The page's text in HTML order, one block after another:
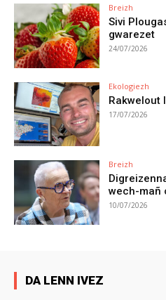
Breizh
Sivi
gwarezet
24/07/2026
Ekologiezh
Rakwelout
17/07/2026
Breizh
wech-mañ
10/07/2026
DA LENN IVEZ